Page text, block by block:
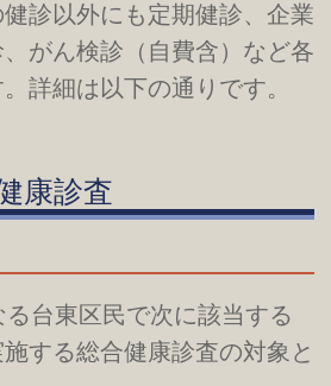
診以外にも定期健診、企業
、がん検診（自費含）など各
詳細は以下の通りです。
康診査
台東区民で次に該当する
する総合健康診査の対象と